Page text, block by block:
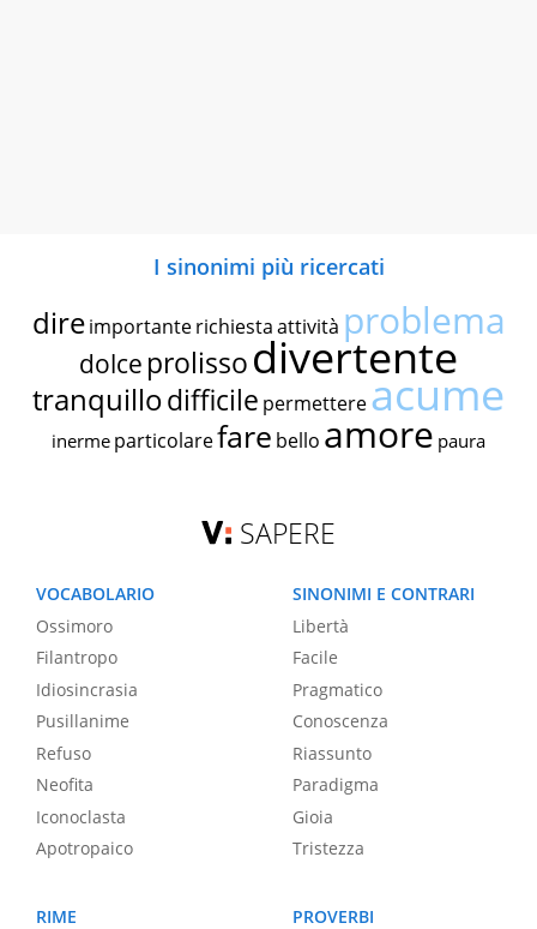
I sinonimi più ricercati
dire importante richiestaattività problema
dolce prolissodivertente
tranquillodifficile permettereacume
inerme particolarefare bello amore paura
SAPERE
VOCABOLARIO
Ossimoro
Filantropo
Idiosincrasia
Pusillanime
Refuso
Neofita
Iconoclasta
Apotropaico
SINONIMI E CONTRARI
Libertà
Facile
Pragmatico
Conoscenza
Riassunto
Paradigma
Gioia
Tristezza
RIME
PROVERBI